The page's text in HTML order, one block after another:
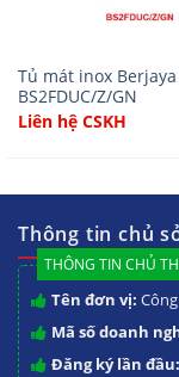
Tủ mát inox Berjaya
BS2FDUC/Z/GN
Liên hệ CSKH
Thông tin chủ
THÔNG TIN CHỦ
Tên đơn vị:
Mã số doanh
Đăng ký lần đầu: